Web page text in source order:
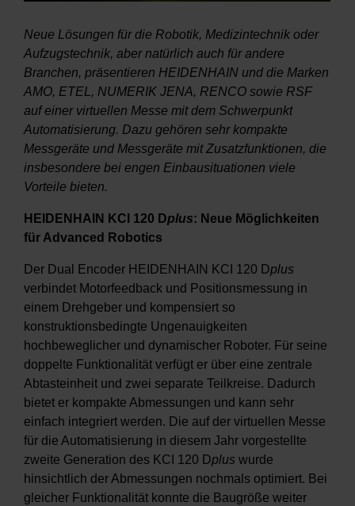
Neue Lösungen für die Robotik, Medizintechnik oder
Aufzugstechnik, aber natürlich auch für andere
Branchen, präsentieren HEIDENHAIN und die Marken
AMO, ETEL, NUMERIK JENA, RENCO sowie RSF
auf einer virtuellen Messe mit dem Schwerpunkt
Automatisierung. Dazu gehören sehr kompakte
Messgeräte und Messgeräte mit Zusatzfunktionen, die
insbesondere bei engen Einbausituationen viele
Vorteile bieten.
HEIDENHAIN KCI 120 Dplus: Neue Möglichkeiten
für Advanced Robotics
Der Dual Encoder HEIDENHAIN KCI 120 Dplus
verbindet Motorfeedback und Positionsmessung in
einem Drehgeber und kompensiert so
konstruktionsbedingte Ungenauigkeiten
hochbeweglicher und dynamischer Roboter. Für seine
doppelte Funktionalität verfügt er über eine zentrale
Abtasteinheit und zwei separate Teilkreise. Dadurch
bietet er kompakte Abmessungen und kann sehr
einfach integriert werden. Die auf der virtuellen Messe
für die Automatisierung in diesem Jahr vorgestellte
zweite Generation des KCI 120 Dplus wurde
hinsichtlich der Abmessungen nochmals optimiert. Bei
gleicher Funktionalität konnte die Baugröße weiter